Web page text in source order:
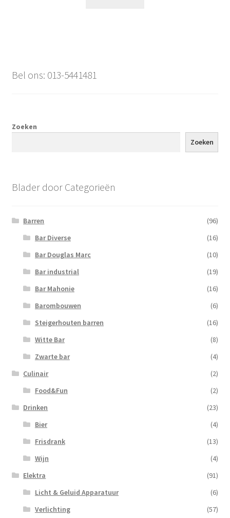
Bel ons: 013-5441481
Zoeken
Zoeken
Blader door Categorieën
Barren
(96)
Bar Diverse
(16)
Bar Douglas Marc
(10)
Bar industrial
(19)
Bar Mahonie
(16)
Barombouwen
(6)
Steigerhouten barren
(16)
Witte Bar
(8)
Zwarte bar
(4)
Culinair
(2)
Food&Fun
(2)
Drinken
(23)
Bier
(4)
Frisdrank
(13)
Wijn
(4)
Elektra
(91)
Licht & Geluid Apparatuur
(6)
Verlichting
(57)